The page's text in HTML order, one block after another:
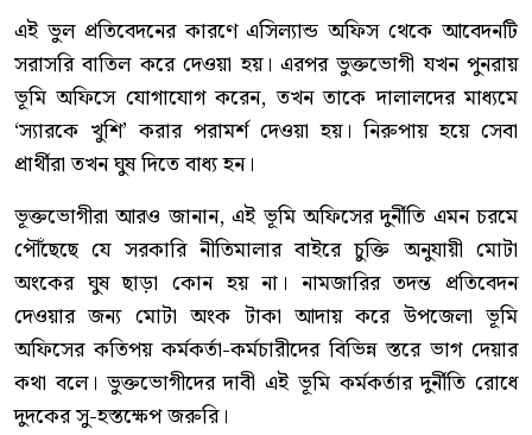
এই ভুল প্রতিবেদনের কারণে এসিল্যান্ড অফিস থেকে আবেদনটি
সরাসরি বাতিল করে দেওয়া হয়। এরপর ভুক্তভোগী যখন পুনরায়
ভূমি অফিসে যোগাযোগ করেন, তখন তাকে দালালদের মাধ্যমে
‘স্যারকে খুশি’ করার পরামর্শ দেওয়া হয়। নিরুপায় হয়ে সেবা
প্রার্থীরা তখন ঘুষ দিতে বাধ্য হন।
ভূক্তভোগীরা আরও জানান, এই ভূমি অফিসের দুর্নীতি এমন চরমে
পৌঁছেছে যে সরকারি নীতিমালার বাইরে চুক্তি অনুযায়ী মোটা
অংকের ঘুষ ছাড়া কোন হয় না। নামজারির তদন্ত প্রতিবেদন
দেওয়ার জন্য মোটা অংক টাকা আদায় করে উপজেলা ভূমি
অফিসের কতিপয় কর্মকর্তা-কর্মচারীদের বিভিন্ন স্তরে ভাগ দেয়ার
কথা বলে। ভুক্তভোগীদের দাবী এই ভূমি কর্মকর্তার দুর্নীতি রোধে
দুদকের সু-হস্তক্ষেপ জরুরি।